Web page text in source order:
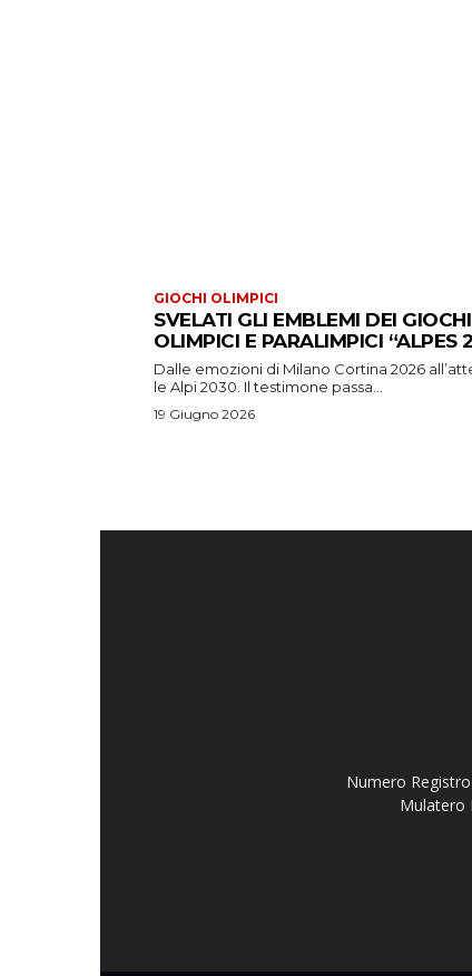
GIOCHI OLIMPICI
SVELATI GLI EMBLEMI DEI GIOCHI
OLIMPICI E PARALIMPICI “ALPES
Dalle emozioni di Milano Cortina 2026
le Alpi 2030. Il testimone passa...
19 Giugno 2026
Numero
Mulatero